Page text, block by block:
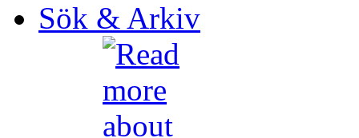
Sök & Arkiv